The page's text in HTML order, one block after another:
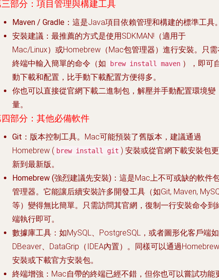
部分：項目管理與構建工具
Maven / Gradle ：這是Java項目依賴管理和構建的標準工具
安裝建議 ：最推薦的方式是使用SDKMAN!（適用于
Mac/Linux）或Homebrew（Mac包管理器）進行安裝。只
終端中輸入簡單的命令（如
brew install maven ），即可
動下載和配置，比手動下載配置方便得多。
你也可以直接從官網下載二進制包，解壓并手動配置環境變
量。
部分：其他必備軟件
Git ：版本控制工具。Mac可能預裝了舊版本，建議通過
Homebrew ( brew install git ) 安裝或從官網下載安裝包更
新到最新版。
Homebrew (強烈建議先安裝) ：這是Mac上不可或缺的軟件
管理器。它能讓后續安裝許多開發工具（如Git, Maven,
等）變得無比簡單。只需訪問其官網，復制一行安裝命令到
端執行即可。
數據庫工具 ：如MySQL、PostgreSQL，或者圖形化客戶端如
DBeaver、DataGrip（IDEA內置）。同樣可以通過Homebrew
安裝或下載官方安裝包。
終端增強 ：Mac自帶的終端已經不錯，但你也可以嘗試功能